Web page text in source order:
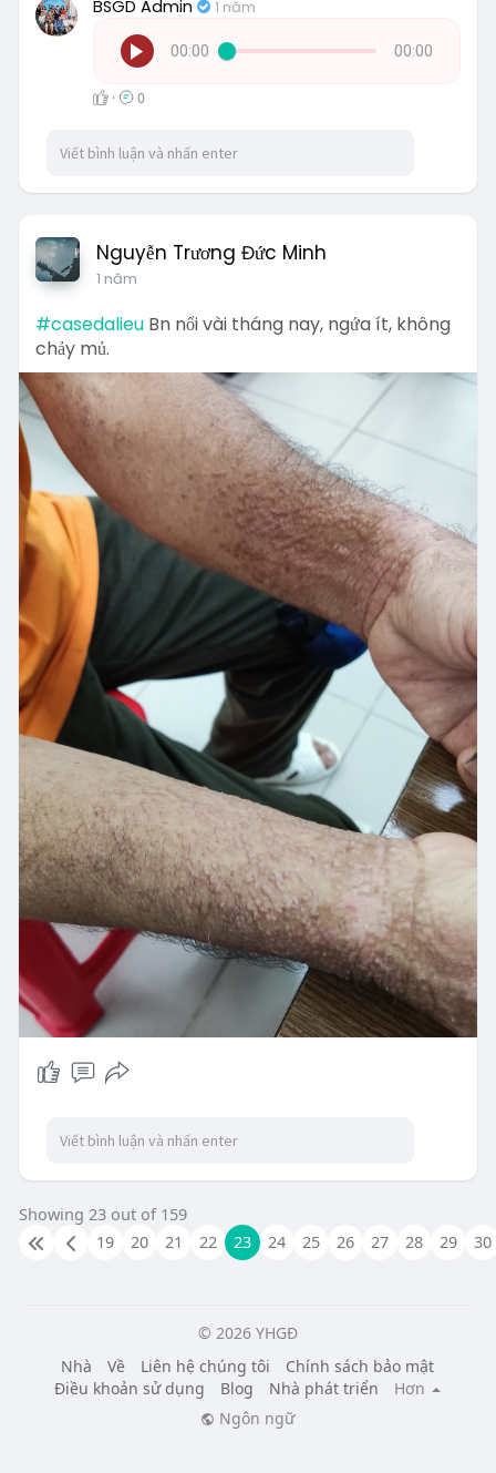
BSGD Admin 1 năm
00:00 00:00
· 0
Nguyễn Trương Đức Minh
1 năm
#casedalieuBn nổi vài tháng nay, ngứa ít, không
chảy mủ.
Showing 23 out of 159
19
20 21 22 23 24 25 26 27 28 29 30
© 2026 YHGĐ
Nhà
Về Liên hệ chúng tôi
Chính sách bảo mật
Điều khoản sử dụng
Blog Nhà phát triển
Hơn
Ngôn ngữ